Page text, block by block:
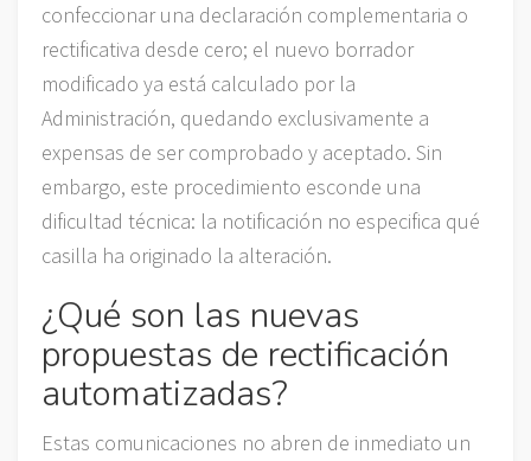
confeccionar una declaración complementaria o
rectificativa desde cero; el nuevo borrador
modificado ya está calculado por la
Administración, quedando exclusivamente a
expensas de ser comprobado y aceptado. Sin
embargo, este procedimiento esconde una
dificultad técnica: la notificación no especifica qué
casilla ha originado la alteración.
¿Qué son las nuevas
propuestas de rectificación
automatizadas?
Estas comunicaciones no abren de inmediato un